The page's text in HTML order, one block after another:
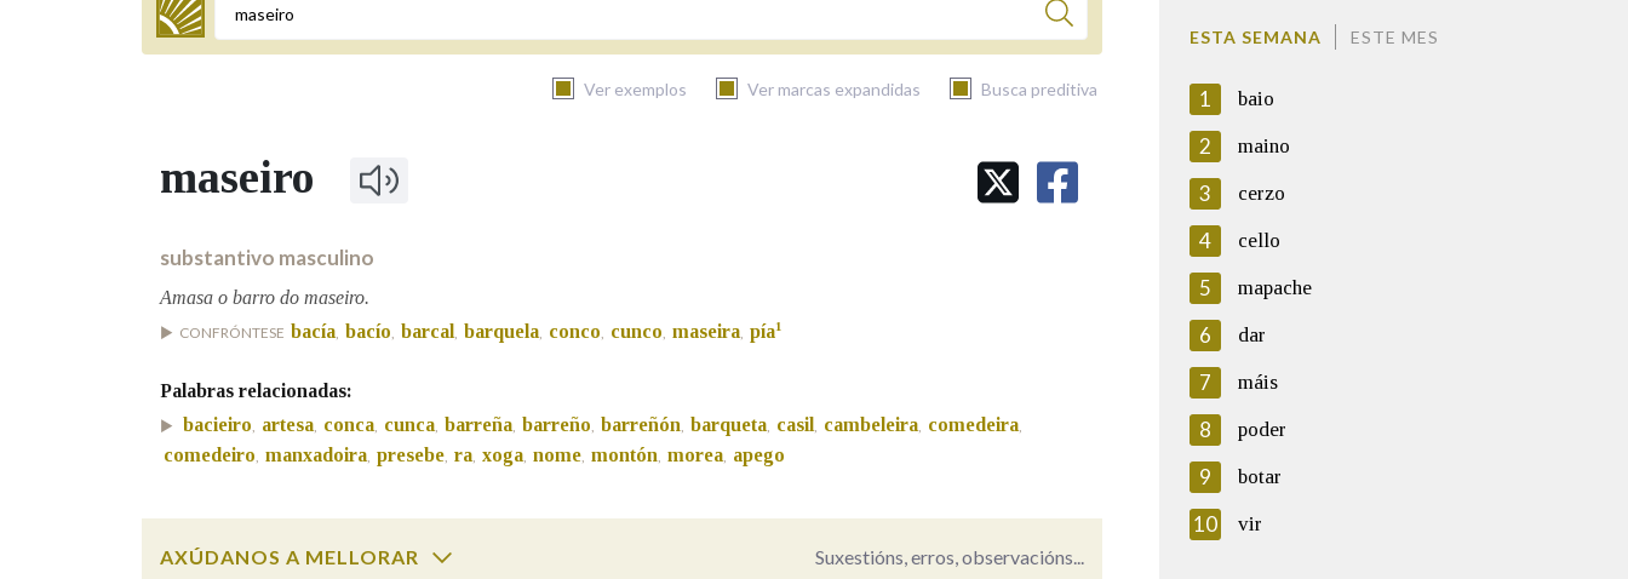
Termo a buscar
Ver exemplos Ver marcas expandidas Busca preditiva
BUSCAR NOS LEMAS
Remata por
Contén
Nos exemplos
Na fraseoloxía
maseiro
substantivo masculino
Amasa o barro do maseiro.
CONFRÓNTESE bacía, bacío, barcal , barquela, conco, cunco, maseira, pía1
Palabras relacionadas:
bacieiro, artesa, conca, cunca, barreña, barreño, barreñón, barqueta, casil , cambeleira, comedeira,
comedeiro, manxadoira, presebe, ra, xoga, nome, montón, morea, apego
AXÚDANOS A MELLORAR Suxestións, erros, observacións...
ESTA SEMANA ESTE MES
1 baio
2 maino
3 cerzo
4 cello
5 mapache
6 dar
7 máis
8 poder
9 botar
10 vir